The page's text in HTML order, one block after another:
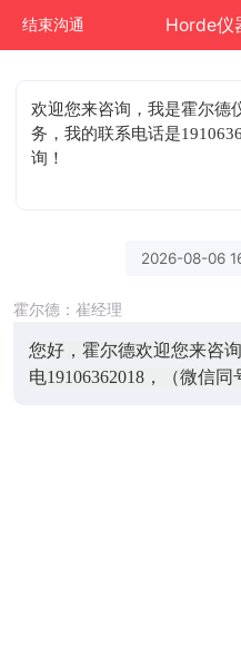
结束沟通 Horde仪
欢迎您来咨询 ，我是霍尔德
务，我的联系电话是
询！
2026-08-06
霍尔德：崔经理
您好，霍尔德欢迎您来咨
电19106362018，（微信同